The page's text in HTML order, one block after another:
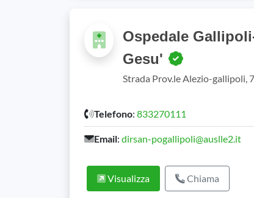
Ospedale
Gesu'
Strada Prov.le Alezio-gallipoli,
Telefono: 833270111
Email: dirsan-pogallipoli@auslle2.it
Visualizza Chiama